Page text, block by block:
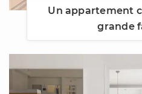
Un appartement
grande